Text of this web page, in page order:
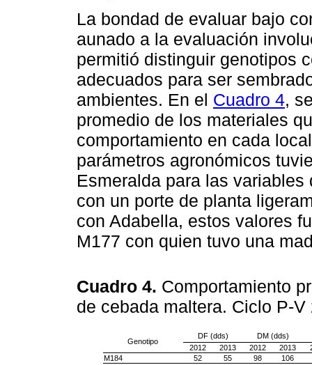
La bondad de evaluar bajo
aunado a la evaluación
permitió distinguir genotipos
adecuados para ser
ambientes. En el Cuadro 4,
promedio de los materiales
comportamiento en cada
parámetros agronómicos
Esmeralda para las
con un porte de planta
con Adabella, estos valores
M177 con quien tuvo una
Cuadro 4. Comportamiento
de cebada maltera. Ciclo P-
Genotipo
DF (dds)
DM (dds)
2012
2013 2012 2013
M184
52 55 98
106